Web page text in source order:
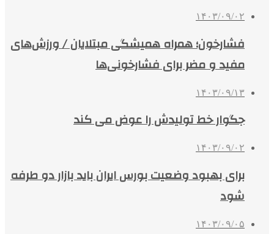
۱۴۰۳/۰۹/۰۲
فشارخون؛ همراه همیشگی مبتلایان / ورزش‌های
مفید و مضر برای فشارخونی‌ها
۱۴۰۳/۰۹/۱۳
جگوار خط تولیدش را عوض می‌ کند
۱۴۰۳/۰۹/۰۲
برای بهبود وضعیت بورس ایران باید بازار دو طرفه
شود
۱۴۰۳/۰۹/۰۵